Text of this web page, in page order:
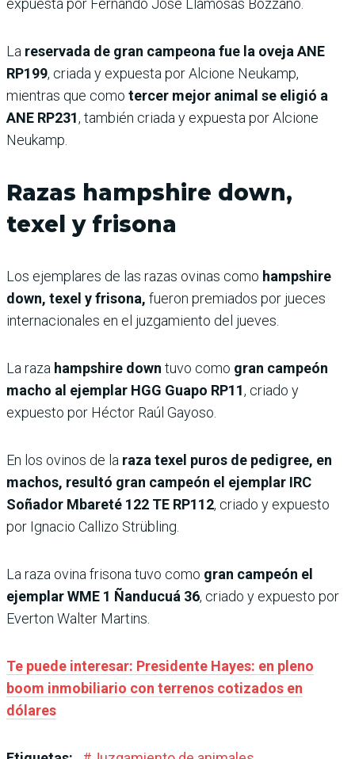
expuesta por Fernando José Llamosas Bozzano.
La reservada de gran campeona fue la oveja ANE
RP199, criada y expuesta por Alcione Neukamp,
mientras que como tercer mejor animal se eligió a
ANE RP231, también criada y expuesta por Alcione
Neukamp.
Razas hampshire down,
texel y frisona
Los ejemplares de las razas ovinas como hampshire
down, texel y frisona, fueron premiados por jueces
internacionales en el juzgamiento del jueves.
La raza hampshire down tuvo como gran campeón
macho al ejemplar HGG Guapo RP11, criado y
expuesto por Héctor Raúl Gayoso.
En los ovinos de la raza texel puros de pedigree, en
machos, resultó gran campeón el ejemplar IRC
Soñador Mbareté 122 TE RP112, criado y expuesto
por Ignacio Callizo Strübling.
La raza ovina frisona tuvo como gran campeón el
ejemplar WME 1 Ñanducuá 36, criado y expuesto por
Everton Walter Martins.
Te puede interesar: Presidente Hayes: en pleno
boom inmobiliario con terrenos cotizados en
dólares